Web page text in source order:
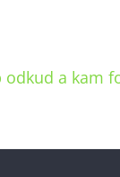
a kam